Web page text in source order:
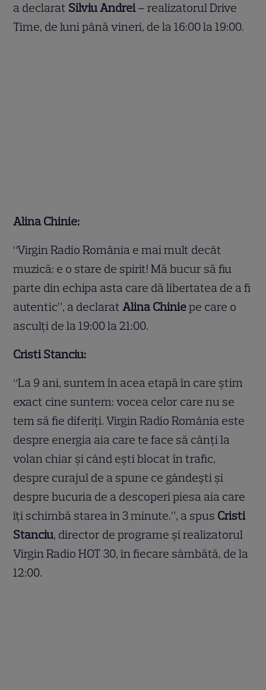
a declarat Silviu Andrei– realizatorul Drive
Time, de luni până vineri, de la 16:00 la 19:00.
Alina Chinie:
“Virgin Radio România e mai mult decât
muzică: e o stare de spirit! Mă bucur să fiu
parte din echipa asta care dă libertatea de a fi
autentic”, a declaratAlina Chiniepe care o
asculți de la 19:00 la 21:00.
Cristi Stanciu:
“La 9 ani, suntem în acea etapă în care știm
exact cine suntem: vocea celor care nu se
tem să fie diferiți. Virgin Radio România este
despre energia aia care te face să cânți la
volan chiar și când ești blocat în trafic,
despre curajul de a spune ce gândești și
despre bucuria de a descoperi piesa aia care
îți schimbă starea în 3 minute.”, a spus Cristi
Stanciu, director de programe și realizatorul
Virgin Radio HOT 30, în fiecare sâmbătă, de la
12:00.